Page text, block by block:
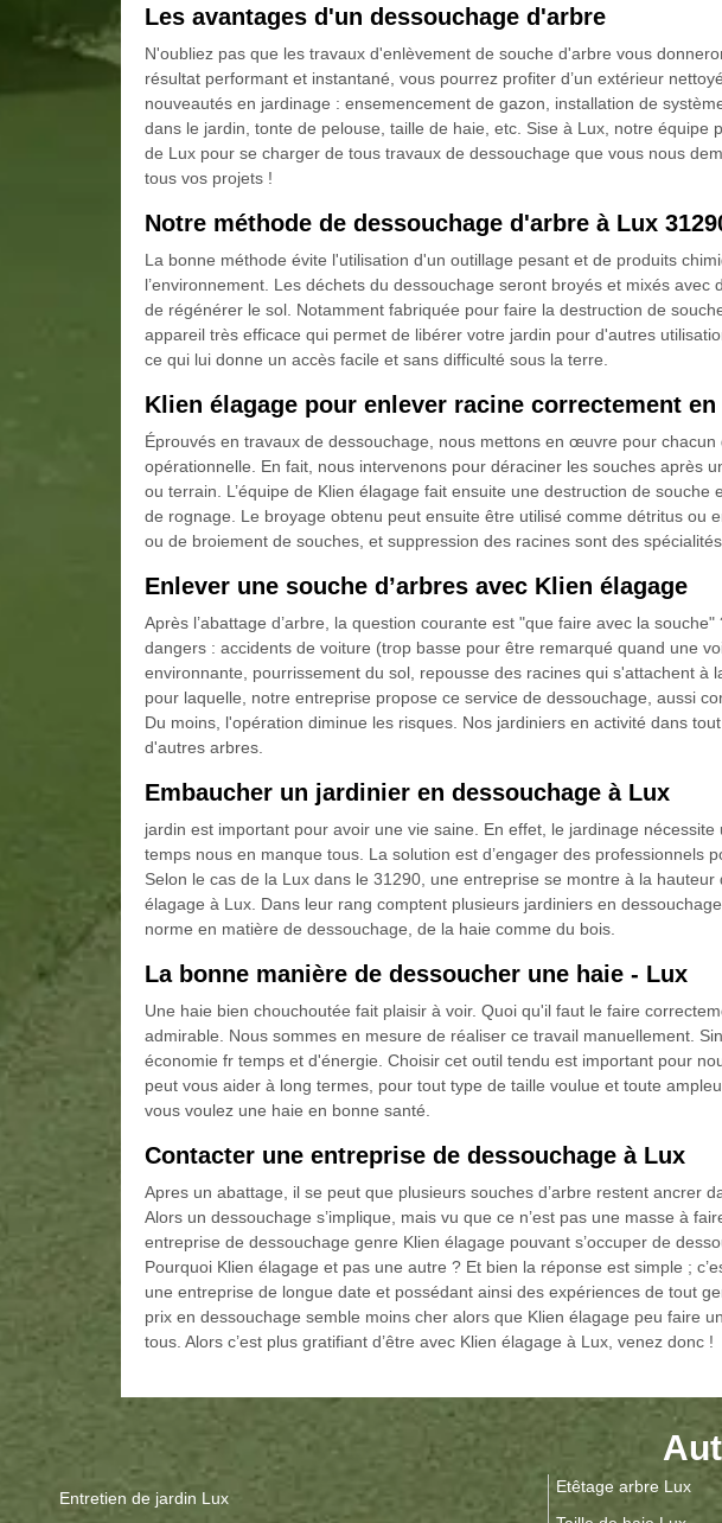
Les avantages d'un dessouchage d'arbre
N'oubliez pas que les travaux d'enlèvement de souche d'arbre vous
résultat performant et instantané, vous pourrez profiter d’un extérieur
nouveautés en jardinage : ensemencement de gazon, installation de
dans le jardin, tonte de pelouse, taille de haie, etc. Sise à Lux, notre équipe
de Lux pour se charger de tous travaux de dessouchage que vous nous
tous vos projets !
Notre méthode de dessouchage d'arbre à Lux
La bonne méthode évite l'utilisation d'un outillage pesant et de produits
l’environnement. Les déchets du dessouchage seront broyés et mixés
de régénérer le sol. Notamment fabriquée pour faire la destruction de
appareil très efficace qui permet de libérer votre jardin pour d'autres
ce qui lui donne un accès facile et sans difficulté sous la terre.
Klien élagage pour enlever racine correctement en
Éprouvés en travaux de dessouchage, nous mettons en œuvre pour
opérationnelle. En fait, nous intervenons pour déraciner les souches après
ou terrain. L’équipe de Klien élagage fait ensuite une destruction de souche
de rognage. Le broyage obtenu peut ensuite être utilisé comme détritus ou
ou de broiement de souches, et suppression des racines sont des
Enlever une souche d’arbres avec Klien élagage
Après l’abattage d’arbre, la question courante est "que faire avec la
dangers : accidents de voiture (trop basse pour être remarqué quand une
environnante, pourrissement du sol, repousse des racines qui s'attachent à
pour laquelle, notre entreprise propose ce service de dessouchage, aussi
Du moins, l'opération diminue les risques. Nos jardiniers en activité dans
d'autres arbres.
Embaucher un jardinier en dessouchage à Lux
jardin est important pour avoir une vie saine. En effet, le jardinage
temps nous en manque tous. La solution est d’engager des professionnels
Selon le cas de la Lux dans le 31290, une entreprise se montre à la hauteur
élagage à Lux. Dans leur rang comptent plusieurs jardiniers en
norme en matière de dessouchage, de la haie comme du bois.
La bonne manière de dessoucher une haie - Lux
Une haie bien chouchoutée fait plaisir à voir. Quoi qu'il faut le faire
admirable. Nous sommes en mesure de réaliser ce travail manuellement.
économie fr temps et d'énergie. Choisir cet outil tendu est important pour
peut vous aider à long termes, pour tout type de taille voulue et toute
vous voulez une haie en bonne santé.
Contacter une entreprise de dessouchage à Lux
Apres un abattage, il se peut que plusieurs souches d’arbre restent ancrer
Alors un dessouchage s’implique, mais vu que ce n’est pas une masse à
entreprise de dessouchage genre Klien élagage pouvant s’occuper de
Pourquoi Klien élagage et pas une autre ? Et bien la réponse est simple ;
une entreprise de longue date et possédant ainsi des expériences de tout
prix en dessouchage semble moins cher alors que Klien élagage peu faire
tous. Alors c’est plus gratifiant d’être avec Klien élagage à Lux, venez donc !
Entretien de jardin Lux
Etêtage arbre Lux